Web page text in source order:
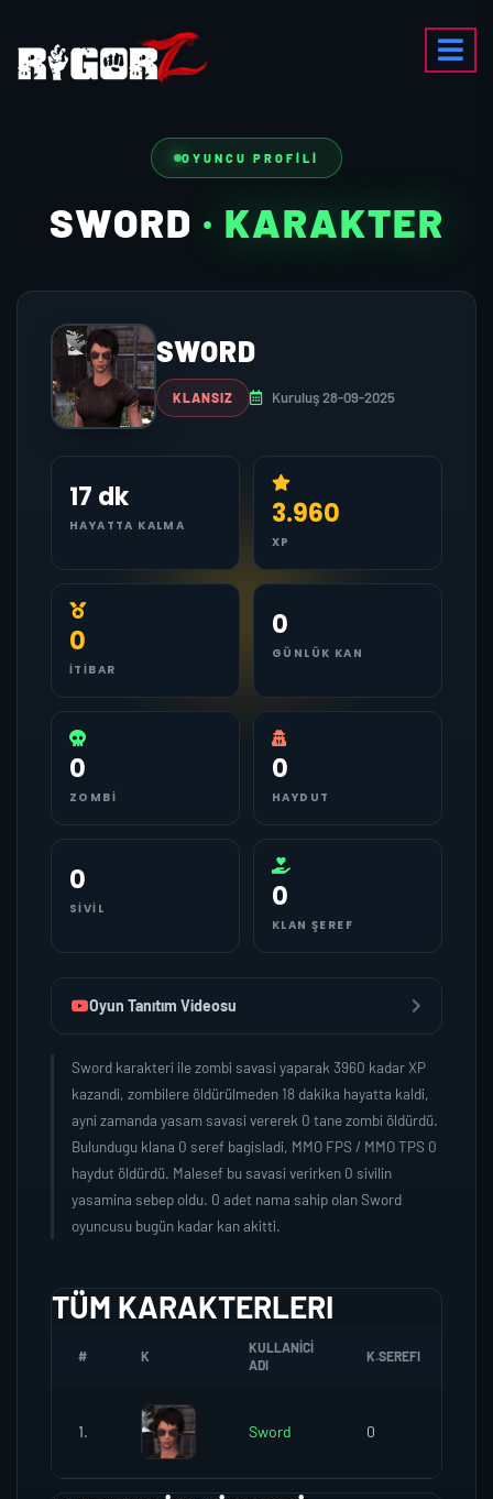
OYUNCU PROFILI
SWORD · KARAKTER
SWORD
KLANSIZ Kuruluş 28-09-2025
17 dk
HAYATTA KALMA 3.960
XP
0
İTIBAR
0
GÜNLÜK KAN
0
ZOMBI
0
HAYDUT
0
SIVIL 0
KLAN ŞEREF
Oyun Tanıtım Videosu
Sword karakteri ile zombi savasi yaparak 3960 kadar XP
kazandi, zombilere öldürülmeden 18 dakika hayatta kaldi,
ayni zamanda yasam savasi vererek 0 tane zombi öldürdü.
Bulundugu klana 0 seref bagisladi, MMO FPS / MMO TPS 0
haydut öldürdü. Malesef bu savasi verirken 0 sivilin
yasamina sebep oldu. 0 adet nama sahip olan Sword
oyuncusu bugün kadar kan akitti.
TÜM KARAKTERLERI
# K
KULLANICI
ADI
K.SEREFI
1. Sword 0